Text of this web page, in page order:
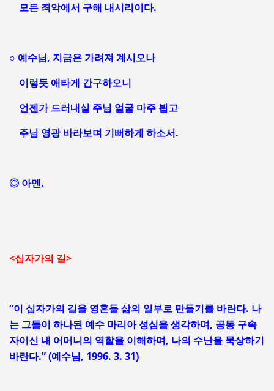
모든 죄악에서 구해 내시리이다.
○ 예수님, 지금은 가려져 계시오나
이렇듯 애타게 간구하오니
언젠가 드러내실 주님 얼굴 마주 뵙고
주님 영광 바라보며 기뻐하게 하소서.
◎ 아멘.
<십자가의 길>
“이 십자가의 길을 영혼들 삶의 일부로 만들기를 바란다. 나
는 그들이 하나된 예수 마리아 성심을 생각하며, 공동 구속
자이신 내 어머니의 역할을 이해하며, 나의 수난을 묵상하기
바란다.” (예수님, 1996. 3. 31)